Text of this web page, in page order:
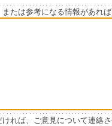
たは参考になる情報があれ
れば、ご意見について連絡